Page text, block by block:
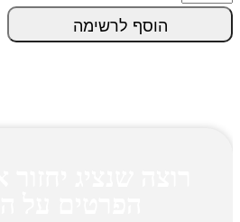
2
דליים
הוסף לרשימה